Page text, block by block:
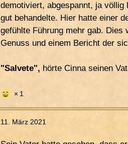
demotiviert, abgespannt, ja
gut behandelte. Hier hatte einer
gefühlte Führung mehr gab.
Genuss und einem Bericht der
"Salvete", hörte Cinna seinen
1
11. März 2021